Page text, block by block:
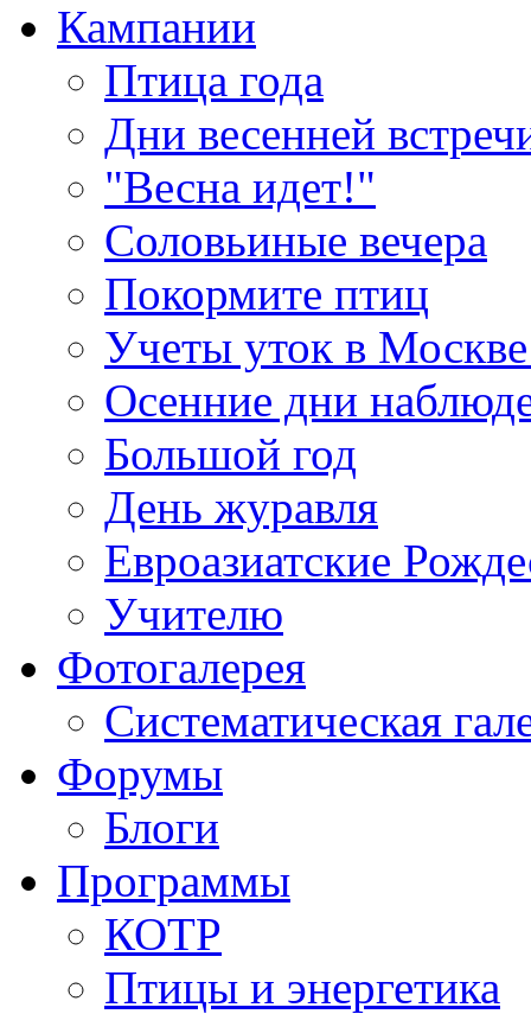
Кампании
Птица года
Дни весенней
"Весна идет!"
Соловьиные вечера
Покормите птиц
Учеты уток в
Осенние дни
Большой год
День журавля
Евроазиатские
Учителю
Фотогалерея
Систематическая
Форумы
Блоги
Программы
КОТР
Птицы и энергетика